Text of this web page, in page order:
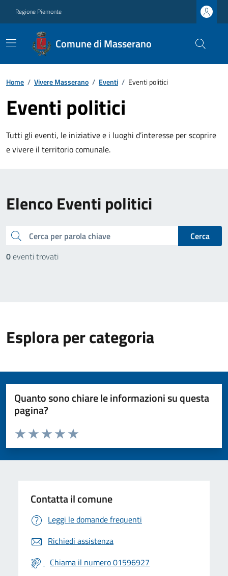
Regione Piemonte
Comune di Masserano
Home / Vivere Masserano / Eventi / Eventi politici
Eventi politici
Tutti gli eventi, le iniziative e i luoghi d’interesse per scoprire
e vivere il territorio comunale.
Elenco Eventi politici
cerca
Cerca
0eventi trovati
Esplora per categoria
Quanto sono chiare le informazioni su questa
pagina?
Valuta da 1 a 5 stelle la pagina
Valuta 5 stelle su 5
Valuta 4 stelle su 5
Valuta 3 stelle su 5
Valuta 2 stelle su 5
Valuta 1 stelle su 5
Contatta il comune
Leggi le domande frequenti
Richiedi assistenza
Chiama il numero 01596927